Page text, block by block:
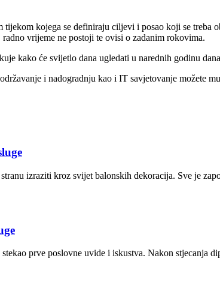
kojega se definiraju ciljevi i posao koji se treba
vrijeme ne postoji te ovisi o zadanim rokovima.
kako će svijetlo dana ugledati u narednih godinu
i nadogradnju kao i IT savjetovanje možete
izraziti kroz svijet balonskih dekoracija. Sve je
prve poslovne uvide i iskustva. Nakon stjecanja